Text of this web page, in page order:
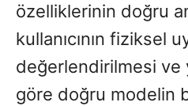
özelliklerinin doğru
kullanıcının fiziksel
değerlendirilmesi ve
göre doğru modelin